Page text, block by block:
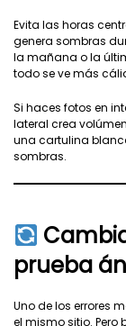
Evita las horas
genera sombras
la mañana o la
todo se ve más
Si haces fotos en
lateral crea
una cartulina
sombras.
prueba
Uno de los errores
el mismo sitio.